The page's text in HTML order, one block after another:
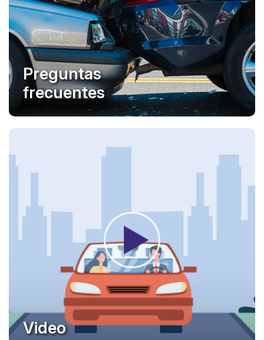
Preguntas
frecuentes
Video